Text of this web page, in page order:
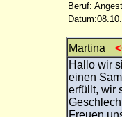
Beruf:
Martina
Hallo wir
einen
erfüllt, wir
Freuen